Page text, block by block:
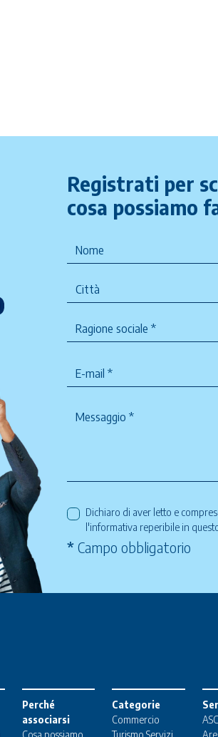
Registrati per
cosa possiamo
Dichiaro di aver letto e
l'informativa reperibile in
* Campo obbligatorio
Perché
associarsi
Categorie
Commercio